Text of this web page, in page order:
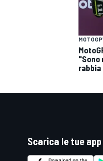
MOTOGP
Scarica le tue app